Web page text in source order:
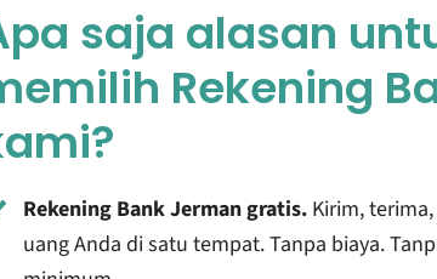
saja alasan
Rekening
Rekening Bank Jerman gratis. Kirim,
uang Anda di satu tempat. Tanpa biaya.